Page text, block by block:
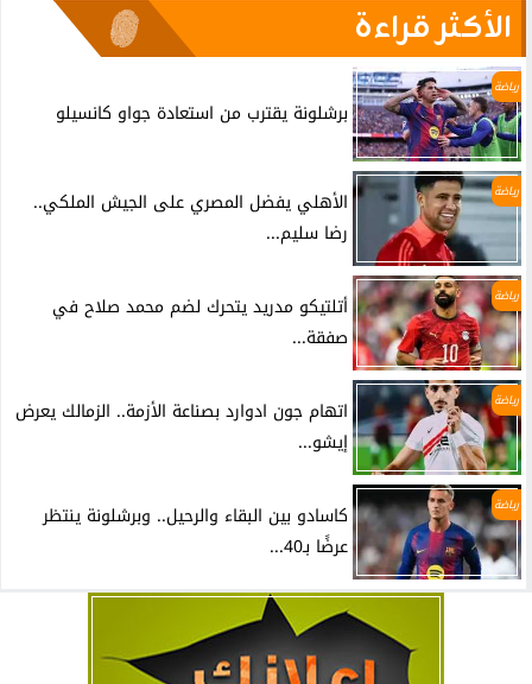
الأكثر قراءة
رياضة
برشلونة يقترب من استعادة جواو كانسيلو
رياضة
الأهلي يفضل المصري على الجيش الملكي..
رضا سليم...
رياضة
أتلتيكو مدريد يتحرك لضم محمد صلاح في
صفقة...
رياضة
اتهام جون ادوارد بصناعة الأزمة.. الزمالك يعرض
إيشو...
رياضة
كاسادو بين البقاء والرحيل.. وبرشلونة ينتظر
عرضًا بـ40...